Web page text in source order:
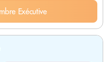
Exécutive